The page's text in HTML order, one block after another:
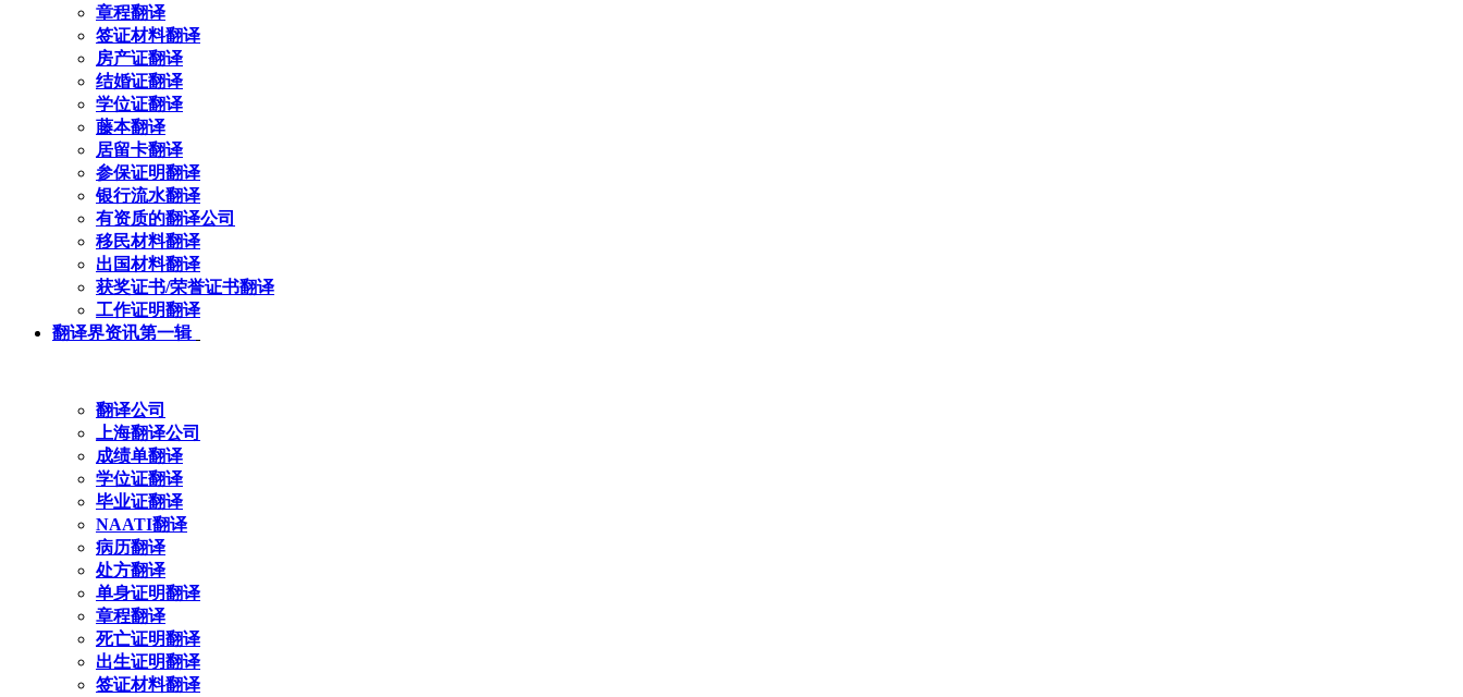
章程翻译
签证材料翻译
房产证翻译
结婚证翻译
学位证翻译
藤本翻译
居留卡翻译
参保证明翻译
银行流水翻译
有资质的翻译公司
移民材料翻译
出国材料翻译
获奖证书/荣誉证书翻译
工作证明翻译
翻译界资讯第一辑
翻译公司
上海翻译公司
成绩单翻译
学位证翻译
毕业证翻译
NAATI翻译
病历翻译
处方翻译
单身证明翻译
章程翻译
死亡证明翻译
出生证明翻译
签证材料翻译